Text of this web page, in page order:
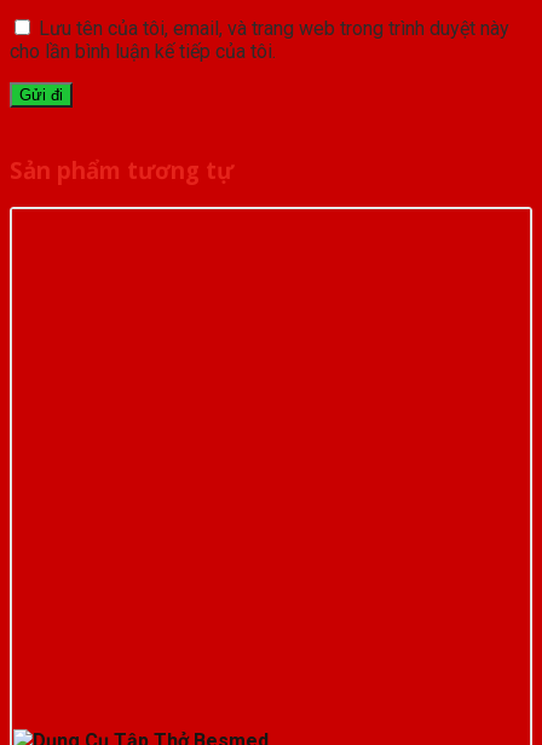
Lưu tên của tôi, email, và trang web trong trình duyệt này
cho lần bình luận kế tiếp của tôi.
Sản phẩm tương tự